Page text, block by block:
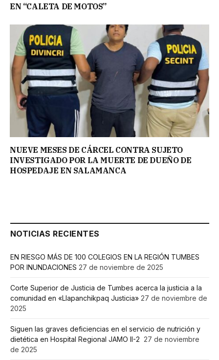
EN “CALETA DE MOTOS”
NUEVE MESES DE CÁRCEL CONTRA SUJETO
INVESTIGADO POR LA MUERTE DE DUEÑO DE
HOSPEDAJE EN SALAMANCA
NOTICIAS RECIENTES
EN RIESGO MÁS DE 100 COLEGIOS EN LA REGIÓN TUMBES
POR INUNDACIONES 27 de noviembre de 2025
Corte Superior de Justicia de Tumbes acerca la justicia a la
comunidad en «Llapanchikpaq Justicia» 27 de noviembre de
2025
Siguen las graves deficiencias en el servicio de nutrición y
dietética en Hospital Regional JAMO II-2 27 de noviembre
de 2025